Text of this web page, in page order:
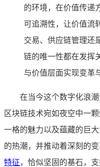
的环境，在价值传递
可追溯性，让价值流
交易、供应链管理还
链的唯一性都在发挥
与价值层面实现变革
在当今这个数字化浪
区块链技术宛如夜空中一
一格的魅力以及蕴藏的巨
的热潮，并推动着深刻的
特征，恰似坚固的基石，